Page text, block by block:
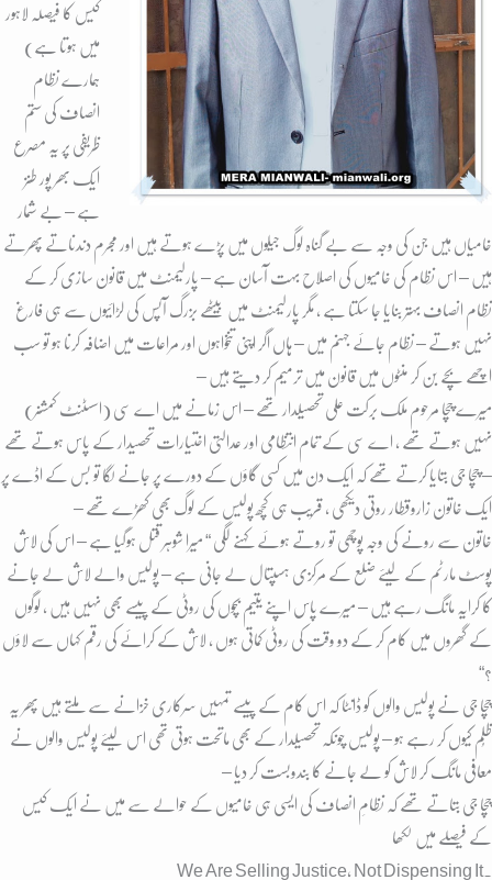
کیس کا فیصلہ لاہور
میں ہوتا ہے)
ہمارے نظام
انصاف کی ستم
ظریفی پر یہ مصرع
ایک بھر پور طنز
ہے – بے شمار
خامیاں ہیں جن کی وجہ سے بے گناہ لوگ جیلوں میں پڑے ہوتے ہیں اور مجرم دندناتے پھرتے
ہیں – اس نظام کی خامیوں کی اصلاح بہت آسان ہے – پارلیمنٹ میں قانون سازی کر کے
نظام انصاف بہتر بنایا جا سکتا ہے ، مگر پارلیمنٹ میں بیٹھے بزرگ آپس کی لڑائیوں سے ہی فارغ
نہیں ہوتے – نظام جائے جہنم میں – ہاں اگر اپنی تنخواہوں اور مراعات میں اضافہ کرنا ہو تو سب
اچھے بچے بن کر منٹوں میں قانون میں ترمیم کر دیتے ہیں –
میرے چچا مرحوم ملک برکت علی تحصیلدار تھے – اس زمانے میں اے سی (اسسٹنٹ کمشنر)
نہیں ہوتے تھے ، اے سی کے تمام انتظامی اور عدالتی اختیارات تحصیدار کے پاس ہوتے تھے
– چچا جی بتایا کرتے تھے کہ ایک دن میں کسی گاؤں کے دورے پر جانے لگا تو بس کے اڈے پر
ایک خاتون زاروقطار روتی دیکھی ، قریب ہی کچھ پولیس کے لوگ بھی کھڑے تھے –
خاتون سے رونے کی وجہ پوچھی تو روتے ہوئے کہنے لگی “ میرا شوہر قتل ہوگیا ہے – اس کی لاش
پوسٹ مارٹم کے لیئے ضلع کے مرکزی ہسپتال لے جانی ہے – پولیس والے لاش لے جانے
کا کرایہ مانگ رہے ہیں – میرے پاس اپنے یتیم بچوں کی روٹی کے پیسے بھی نہیں ہیں ، لوگوں
کے گھروں میں کام کر کے دو وقت کی روٹی کماتی ہوں ، لاش کے کرائے کی رقم کہاں سے لاؤں
؟“
چچا جی نے پولیس والوں کو ڈانٹا کہ اس کام کے پیسے تمہیں سرکاری خزانے سے ملتے ہیں پھر یہ
ظُلم کیوں کر رہے ہو – پولیس چونکہ تحصیلدار کے بھی ماتحت ہوتی تھی اس لیئے پولیس والوں نے
معافی مانگ کر لاش کو لے جانے کا بندوبست کر دیا –
چچا جی بتاتے تھے کہ نظامِ انصاف کی ایسی ہی خامیوں کے حوالے سے میں نے ایک کیس
کے فیصلے میں لکھا
We Are Selling Justice, Not Dispensing It.